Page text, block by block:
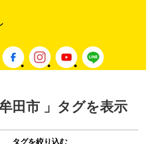
牟田市 」タグを表示
タグを絞り込む